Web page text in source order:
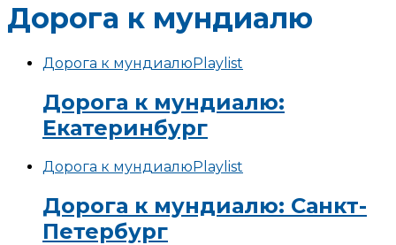
Дорога к мундиалю
Дорога к мундиалюPlaylist
Дорога к мундиалю:
Екатеринбург
Дорога к мундиалюPlaylist
Дорога к мундиалю: Санкт-
Петербург